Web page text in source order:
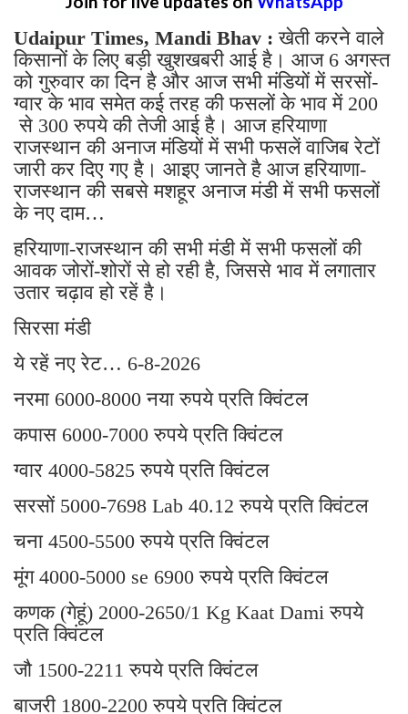
Udaipur Times, Mandi Bhav :खेती करने वाले
किसानों के लिए बड़ी खुशखबरी आई है। आज 6 अगस्त
को गुरुवार का दिन है और आज सभी मंडियों में सरसों-
ग्वार के भाव समेत कई तरह की फसलों के भाव में 200
से 300 रुपये की तेजी आई है। आज हरियाणा
राजस्थान की अनाज मंडियों में सभी फसलें वाजिब रेटों
जारी कर दिए गए है। आइए जानते है आज हरियाणा-
राजस्थान की सबसे मशहूर अनाज मंडी में सभी फसलों
के नए दाम…
हरियाणा-राजस्थान की सभी मंडी में सभी फसलों की
आवक जोरों-शोरों से हो रही है, जिससे भाव में लगातार
उतार चढ़ाव हो रहें है।
सिरसा मंडी
ये रहें नए रेट… 6-8-2026
नरमा 6000-8000 नया रुपये प्रति क्विंटल
कपास 6000-7000 रुपये प्रति क्विंटल
ग्वार 4000-5825 रुपये प्रति क्विंटल
सरसों 5000-7698 Lab 40.12 रुपये प्रति क्विंटल
चना 4500-5500 रुपये प्रति क्विंटल
मूंग 4000-5000 se 6900 रुपये प्रति क्विंटल
कणक (गेहूं) 2000-2650/1 Kg Kaat Dami रुपये
प्रति क्विंटल
जौ 1500-2211 रुपये प्रति क्विंटल
बाजरी 1800-2200 रुपये प्रति क्विंटल